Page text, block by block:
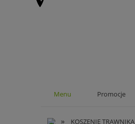
Menu Promocje
» KOSZENIE TRAWNIKA